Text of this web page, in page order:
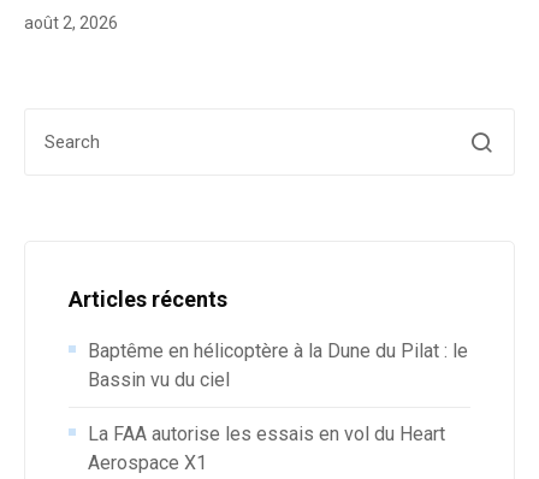
août 2, 2026
Articles récents
Baptême en hélicoptère à la Dune du Pilat : le
Bassin vu du ciel
La FAA autorise les essais en vol du Heart
Aerospace X1